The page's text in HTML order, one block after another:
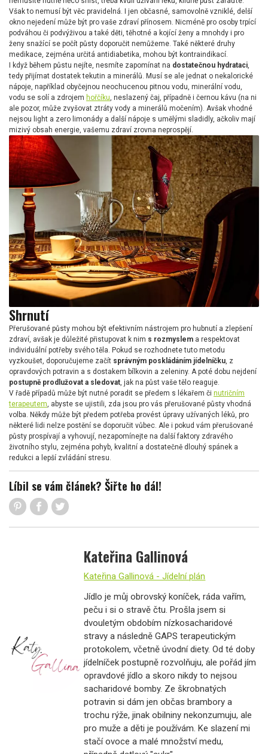
Však to nemusí být věc pravidelná. I jen občasné, samovolně vzniklé, delší
okno nejedení může být pro vaše zdraví přínosem. Nicméně pro osoby trpící
podváhou či podvýživou a také děti, těhotné a kojící ženy a mnohdy i pro
ženy snažící se počít půsty doporučit nemůžeme. Také některé druhy
medikace, zejména určitá antidiabetika, mohou být kontraindikací.
I když během půstu nejíte, nesmíte zapomínat na dostatečnou hydrataci
tedy přijímat dostatek tekutin a minerálů. Musí se ale jednat o nekalorické
nápoje, například obyčejnou neochucenou pitnou vodu, minerální vodu,
vodu se solí a zdrojem hořčíku , neslazený čaj, případně i černou kávu (na ni
ale pozor, může zvyšovat ztráty vody a minerálů močením). Avšak vhodné
nejsou light a zero limonády a další nápoje s umělými sladidly, ačkoliv mají
mizivý obsah energie, vašemu zdraví zrovna neprospějí.
Shrnutí
Přerušované půsty mohou být efektivním nástrojem pro hubnutí a zlepšení
zdraví, avšak je důležité přistupovat k nim s rozmyslem a respektovat
individuální potřeby svého těla. Pokud se rozhodnete tuto metodu
vyzkoušet, doporučujeme začít správným poskládáním jídelníčku, z
opravdových potravin a s dostakem bílkovin a zeleniny. A poté dobu nejdení
postupně prodlužovat a sledovat, jak na půst vaše tělo reaguje.
V řadě případů může být nutné poradit se předem s lékařem či nutričním
terapeutem, abyste se ujistili, zda jsou pro vás přerušované půsty vhodná
volba. Někdy může být předem potřeba provést úpravy užívaných léků, pro
některé lidi nelze postění se doporučit vůbec. Ale i pokud vám přerušované
půsty prospívají a vyhovují, nezapomínejte na další faktory zdravého
životního stylu, zejména pohyb, kvalitní a dostatečně dlouhý spánek a
redukci a lepší zvládání stresu.
Líbil se vám článek? Šiřte ho dál!
Kateřina Gallinová
Kateřina Gallinová - Jídelní plán
Jídlo je můj obrovský koníček, ráda vařím,
peču i si o stravě čtu. Prošla jsem si
dvouletým obdobím nízkosacharidové
stravy a následně GAPS terapeutickým
protokolem, včetně úvodní diety. Od té doby
jídelníček postupně rozvolňuju, ale pořád jím
opravdové jídlo a skoro nikdy to nejsou
sacharidové bomby. Ze škrobnatých
potravin si dám jen občas brambory a
trochu rýže, jinak obilniny nekonzumuju, ale
pro muže a děti je používám. Ke slazení mi
stačí ovoce a malé množství medu,